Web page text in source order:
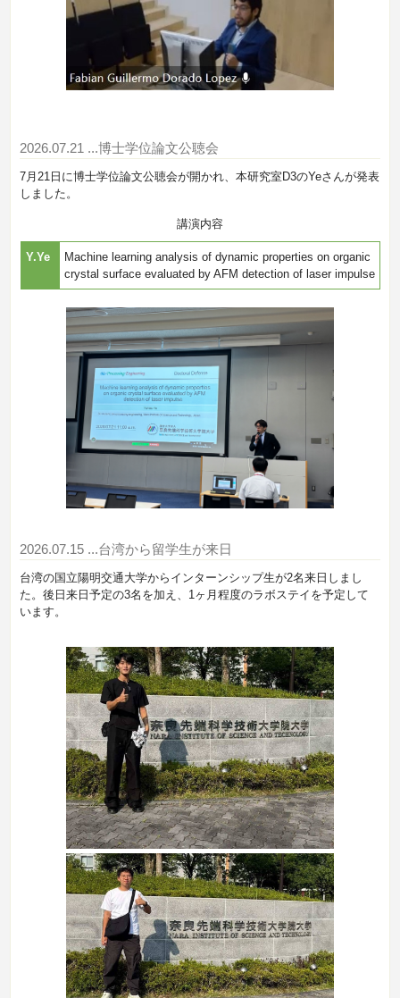
2026.07.21 ...博士学位論文公聴会
7月21日に博士学位論文公聴会が開かれ、本研究室D3のYeさんが発表
しました。
講演内容
Y.Ye
Machine learning analysis of dynamic properties on organic
crystal surface evaluated by AFM detection of laser impulse
2026.07.15 ...台湾から留学生が来日
台湾の国立陽明交通大学からインターンシップ生が2名来日しまし
た。後日来日予定の3名を加え、1ヶ月程度のラボステイを予定して
います。